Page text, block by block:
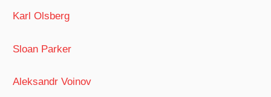
Karl Olsberg
Sloan Parker
Aleksandr Voinov